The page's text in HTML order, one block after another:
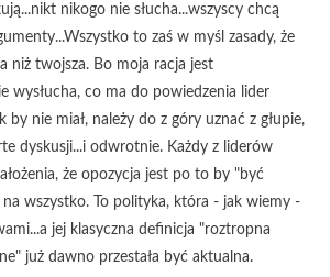
nikogo nie słucha...wszyscy chcą
to zaś w myśl zasady, że
niż twojsza. Bo moja racja jest
wysłucha, co ma do powiedzenia lider
nie miał, należy do z góry uznać z głupie,
dyskusji...i odwrotnie. Każdy z liderów
że opozycja jest po to by "być
wszystko. To polityka, która - jak wiemy -
jej klasyczna definicja "roztropna
już dawno przestała być aktualna.